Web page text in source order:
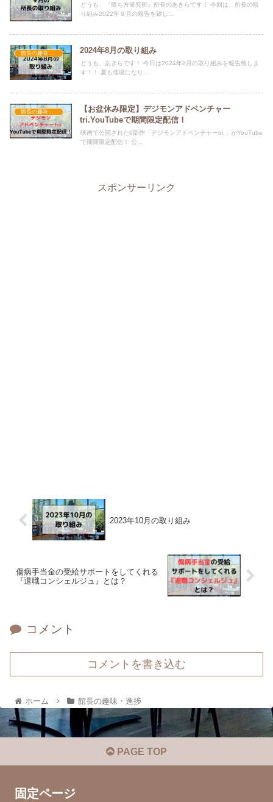
どうも、『勝ち方研究所』所長のあきらです！ 今回は、所長の取
り組み2022年９月の報告を致し...
館長の趣味・進捗 2024年8月の取り組み
どうも、あきらです！ 今日は2024年8月の取り組みを報告致しま
す！！ 夏も佳境になり...
館長の趣味・進捗
【お盆休み限定】デジモンアドベンチャー
tri.YouTubeで期間限定配信！
映画で公開された6部作「デジモンアドベンチャーtri.」がYouTube
で期間限定配信！ 公...
スポンサーリンク
2023年10月の取り組み
傷病手当金の受給サポートをしてくれる
『退職コンシェルジュ』とは？
コメント
コメントを書き込む
ホーム 館長の趣味・進捗
PAGE TOP
固定ページ